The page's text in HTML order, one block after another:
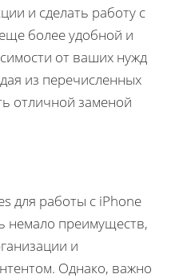
и сделать работу с
более удобной и
от ваших нужд
из перечисленных
отличной заменой
для работы с iPhone
немало преимуществ,
и
Однако, важно